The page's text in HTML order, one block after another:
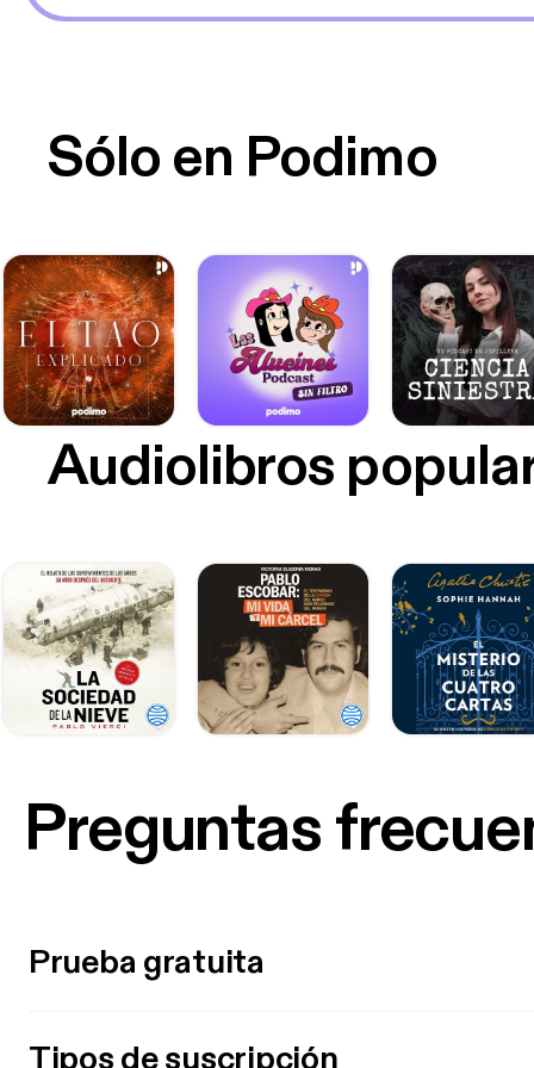
Sólo en Podimo
Audiolibros
Preguntas
Prueba gratuita
Tipos de suscripción